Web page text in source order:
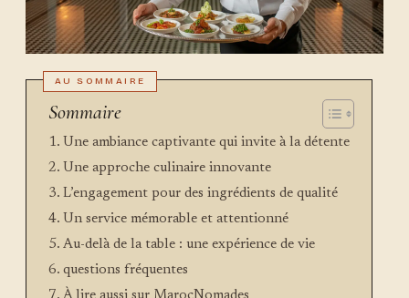
Sommaire
Une ambiance captivante qui invite à la détente
Une approche culinaire innovante
L’engagement pour des ingrédients de qualité
Un service mémorable et attentionné
Au-delà de la table : une expérience de vie
questions fréquentes